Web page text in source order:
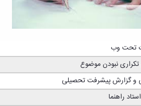
تحت وب
تکراری نبودن موضوع
و گزارش پیشرفت تحصیلی
راهنما